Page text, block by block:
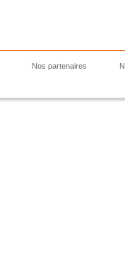
Nos partenaires